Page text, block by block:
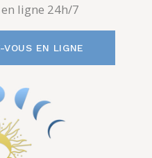
ligne 24h/7
VOUS EN LIGNE